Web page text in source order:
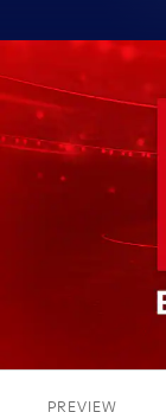
PREVIEW